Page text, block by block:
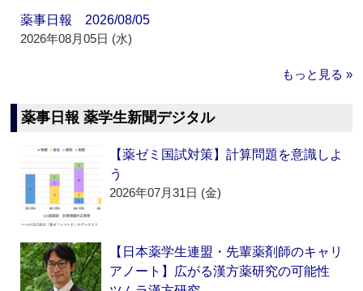
薬事日報 2026/08/05
2026年08月05日 (水)
もっと見る »
薬事日報 薬学生新聞デジタル
【薬ゼミ国試対策】計算問題を意識しよ
う
2026年07月31日 (金)
【日本薬学生連盟・先輩薬剤師のキャリ
アノート】広がる漢方薬研究の可能性